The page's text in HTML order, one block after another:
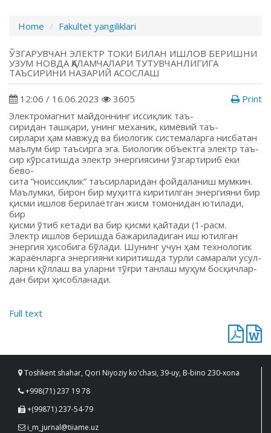
Home Fakultet yangiliklari
ЎЗГАРУВЧАН ЭЛEКТР ТОКИ БИЛАН ИШЛОВ БEРИШНИ
УЗУМ НОВДА ҚАЛАМЧАЛАРИ ТУТУВЧАНЛИГИГА
ТАЪСИРИНИ НАЗАРИЙ АСОСЛАШ
12:06 / 16.06.2023 3605
Print
Электромагнит майдоннинг иссиқлик таъ-
сиридан ташқари, унинг механик, кимёвий таъ-
сирлари ҳам мавжуд ва биологик системаларга нисбатан
маълум бир таъсирга эга. Биологик объектга электр таъ-
сир кўрсатишда электр энергиясини ўзгартириб ёки
бево-
сита “ноиссиқлик” таъсирларидан фойдаланиш мумкин.
Маълумки, бирон бир муҳитга киритилган энергияни бир
қисми ишлов берилаётган жисм томонидан ютилади,
бир
қисми ўтиб кетади ва бир қисми қайтади (1-расм.
Электр ишлов беришда бажариладиган иш ютилган
энергия ҳисобига бўлади. Шунинг учун ҳам технологик
жараёнларга энергияни киритишда турли самарали усул-
ларни қўллаш ва уларни тўғри танлаш муҳум босқичлар-
дан бири ҳисобланади.
Full text
Toshkent shahar, Qori Niyoziy ko'chasi, 39-uy, B-bino 230-xona
+998(71) 237 19 78
+(99871) 237-54-79
i_m_jurnal@tiiame.uz